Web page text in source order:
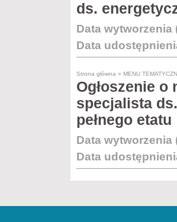
ds.
Data wytworzenia
Data
Strona główna » MENU
Ogłoszenie o
specjalista
pełnego etatu
Data wytworzenia
Data